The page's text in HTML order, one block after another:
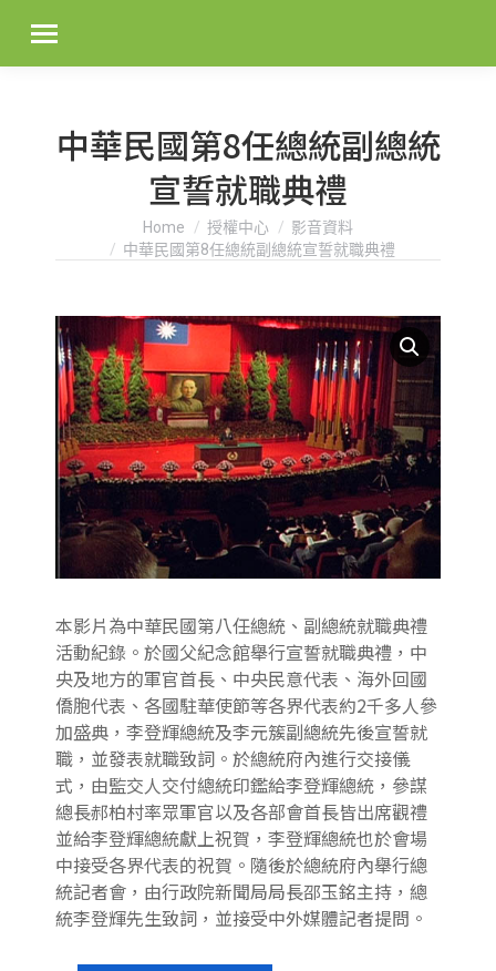
中華民國第8任總統副總統
宣誓就職典禮
You are here:Home 授權中心
影音資料
中華民國第8任總統副總統宣誓就職典禮
本影片為中華民國第八任總統、副總統就職典禮
活動紀錄。於國父紀念館舉行宣誓就職典禮，中
央及地方的軍官首長、中央民意代表、海外回國
僑胞代表、各國駐華使節等各界代表約2千多人參
加盛典，李登輝總統及李元簇副總統先後宣誓就
職，並發表就職致詞。於總統府內進行交接儀
式，由監交人交付總統印鑑給李登輝總統，參謀
總長郝柏村率眾軍官以及各部會首長皆出席觀禮
並給李登輝總統獻上祝賀，李登輝總統也於會場
中接受各界代表的祝賀。隨後於總統府內舉行總
統記者會，由行政院新聞局局長邵玉銘主持，總
統李登輝先生致詞，並接受中外媒體記者提問。